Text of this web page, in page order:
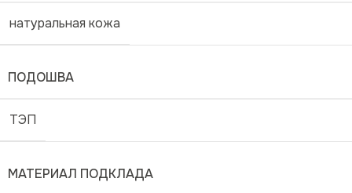
натуральная кожа
ПОДОШВА
ТЭП
МАТЕРИАЛ ПОДКЛАДА